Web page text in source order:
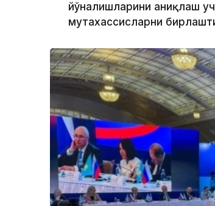
йўналишларини аниқлаш
мутахассисларни